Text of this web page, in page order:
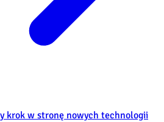
krok w stronę nowych technologii